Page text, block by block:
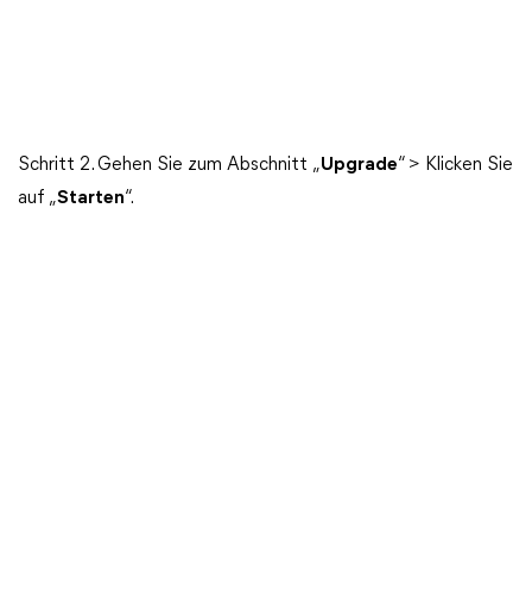
Schritt 2. Gehen Sie zum Abschnitt „Upgrade“ > Klicken Sie
auf „Starten“.